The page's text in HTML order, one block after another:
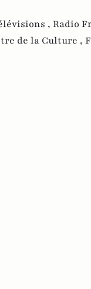
, Radio
de la Culture ,